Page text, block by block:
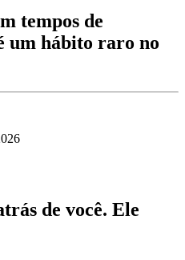
tempos de
um hábito raro no
de você. Ele